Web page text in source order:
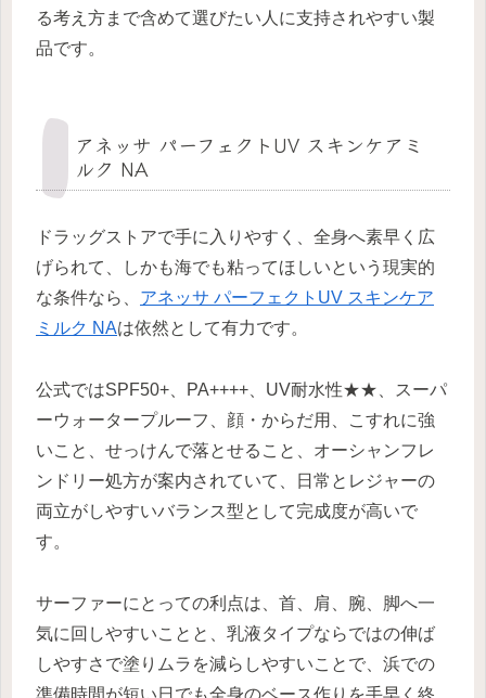
る考え方まで含めて選びたい人に支持されやすい製
品です。
アネッサ パーフェクトUV スキンケアミ
ルク NA
ドラッグストアで手に入りやすく、全身へ素早く広
げられて、しかも海でも粘ってほしいという現実的
な条件なら、 アネッサ パーフェクトUV スキンケア
ミルク NAは依然として有力です。
公式ではSPF50+、PA++++、UV耐水性★★、スーパ
ーウォータープルーフ、顔・からだ用、こすれに強
いこと、せっけんで落とせること、オーシャンフレ
ンドリー処方が案内されていて、日常とレジャーの
両立がしやすいバランス型として完成度が高いで
す。
サーファーにとっての利点は、首、肩、腕、脚へ一
気に回しやすいことと、乳液タイプならではの伸ば
しやすさで塗りムラを減らしやすいことで、浜での
準備時間が短い日でも全身のベース作りを手早く終